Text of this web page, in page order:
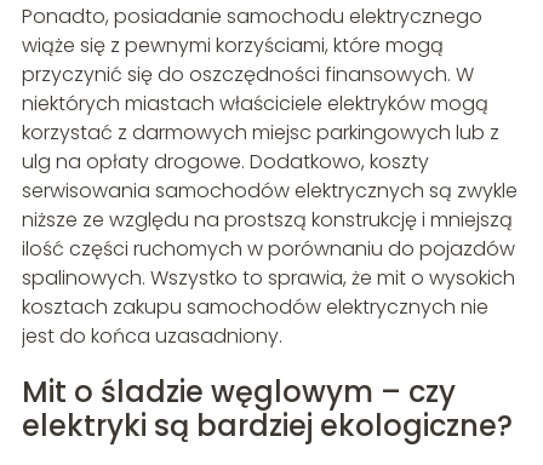
Ponadto, posiadanie samochodu elektrycznego
wiąże się z pewnymi korzyściami, które mogą
przyczynić się do oszczędności finansowych. W
niektórych miastach właściciele elektryków mogą
korzystać z darmowych miejsc parkingowych lub z
ulg na opłaty drogowe. Dodatkowo, koszty
serwisowania samochodów elektrycznych są zwykle
niższe ze względu na prostszą konstrukcję i mniejszą
ilość części ruchomych w porównaniu do pojazdów
spalinowych. Wszystko to sprawia, że mit o wysokich
kosztach zakupu samochodów elektrycznych nie
jest do końca uzasadniony.
Mit o śladzie węglowym – czy
elektryki są bardziej ekologiczne?